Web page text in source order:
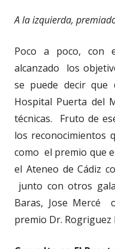
A la izquierda,
Poco a poco, con
alcanzado los
se puede decir que
Hospital Puerta del
técnicas. Fruto de
los reconocimientos
como el premio que
el Ateneo de Cádiz
junto con otros
Baras, Jose Mercé
premio Dr. Rogriguez